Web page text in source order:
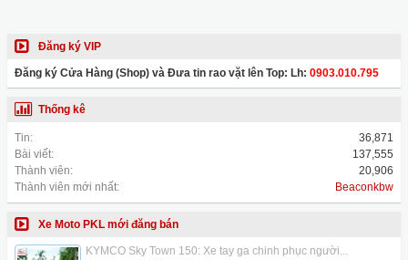
Đăng ký VIP
Đăng ký Cửa Hàng (Shop) và Đưa tin rao vặt lên Top: Lh: 0903.010.795
Thống kê
Tin:
36,871
Bài viết:
137,555
Thành viên:
20,906
Thành viên mới nhất:
Beaconkbw
Xe Moto PKL mới đăng bán
KYMCO Sky Town 150: Xe tay ga chinh phục người...